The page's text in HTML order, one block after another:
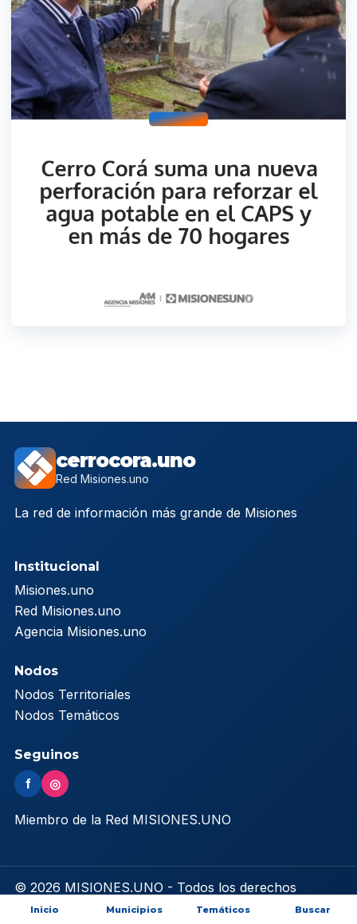
cerrocora.uno
Red Misiones.uno
La red de información más grande de Misiones
Institucional
Misiones.uno
Red Misiones.uno
Agencia Misiones.uno
Nodos
Nodos Territoriales
Nodos Temáticos
Seguinos
f ◎
Miembro de la Red MISIONES.UNO
© 2026 MISIONES.UNO - Todos los derechos
reservados
Inicio Municipios Temáticos Buscar